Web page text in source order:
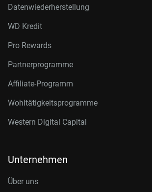
Datenwiederherstellung
WD Kredit
Pro Rewards
Partnerprogramme
Affiliate-Programm
Wohltätigkeitsprogramme
Western Digital Capital
Unternehmen
Über uns